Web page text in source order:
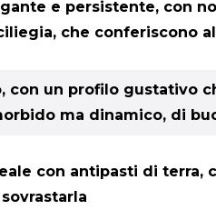
e persistente, con
che conferiscono
con un profilo gustativo
ma dinamico, di
con antipasti di terra,